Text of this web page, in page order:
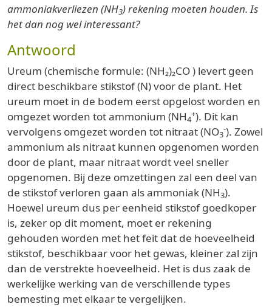
ammoniakverliezen (NH3) rekening moeten houden. Is
het dan nog wel interessant?
Antwoord
Ureum (chemische formule: (NH₂)₂CO ) levert geen
direct beschikbare stikstof (N) voor de plant. Het
ureum moet in de bodem eerst opgelost worden en
omgezet worden tot ammonium (NH4
+). Dit kan
vervolgens omgezet worden tot nitraat (NO3
-). Zowel
ammonium als nitraat kunnen opgenomen worden
door de plant, maar nitraat wordt veel sneller
opgenomen. Bij deze omzettingen zal een deel van
de stikstof verloren gaan als ammoniak (NH3).
Hoewel ureum dus per eenheid stikstof goedkoper
is, zeker op dit moment, moet er rekening
gehouden worden met het feit dat de hoeveelheid
stikstof, beschikbaar voor het gewas, kleiner zal zijn
dan de verstrekte hoeveelheid. Het is dus zaak de
werkelijke werking van de verschillende types
bemesting met elkaar te vergelijken.